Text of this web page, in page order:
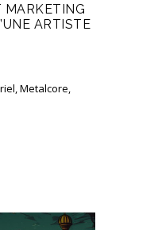
MARKETING
ARTISTE
,Metalcore,